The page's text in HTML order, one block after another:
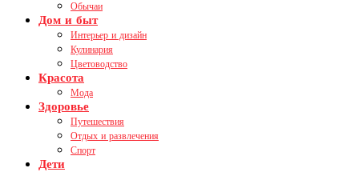
Обычаи
Дом и быт
Интерьер и дизайн
Кулинария
Цветоводство
Красота
Мода
Здоровье
Путешествия
Отдых и развлечения
Спорт
Дети